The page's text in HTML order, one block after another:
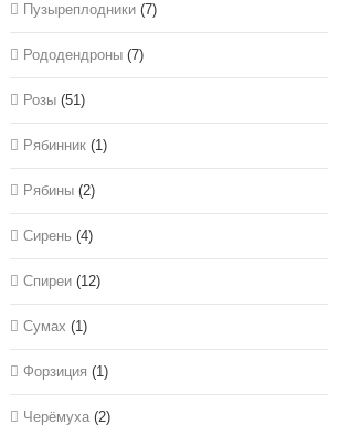
Пузыреплодники (7)
Рододендроны (7)
Розы (51)
Рябинник (1)
Рябины (2)
Сирень (4)
Спиреи (12)
Сумах (1)
Форзиция (1)
Черёмуха (2)